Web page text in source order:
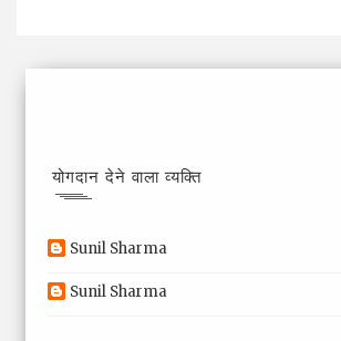
योगदान देने वाला व्यक्ति
Sunil Sharma
Sunil Sharma